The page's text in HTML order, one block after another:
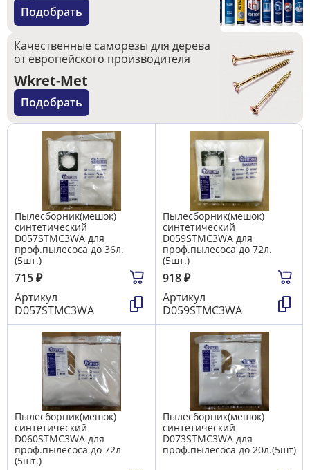
Подобрать
Качественные саморезы для дерева
от европейского производителя
Wkret-Met
Подобрать
Пылесборник(мешок)
синтетический
D057STMC3WA для
проф.пылесоса до 36л.
(5шт.)
715₽
Артикул
D057STMC3WA
Пылесборник(мешок)
синтетический
D059STMC3WA для
проф.пылесоса до 72л.
(5шт.)
918₽
Артикул
D059STMC3WA
Пылесборник(мешок)
синтетический
D060STMC3WA для
проф.пылесоса до 72л
(5шт.)
Пылесборник(мешок)
синтетический
D073STMC3WA для
проф.пылесоса до 20л.(5шт)